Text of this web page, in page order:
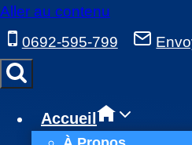
Aller au contenu
0692-595-799
Accueil